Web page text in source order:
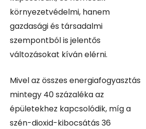
környezetvédelmi, hanem
gazdasági és társadalmi
szempontból is jelentős
változásokat kíván elérni.
Mivel az összes energiafogyasztás
mintegy 40 százaléka az
épületekhez kapcsolódik, míg a
szén-dioxid-kibocsátás 36